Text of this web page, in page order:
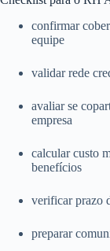
confirmar
equipe
validar rede
avaliar se
empresa
calcular custo
benefícios
verificar prazo
preparar